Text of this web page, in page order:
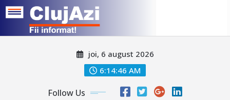
joi, 6 august 2026
6:14:47 AM
Follow Us